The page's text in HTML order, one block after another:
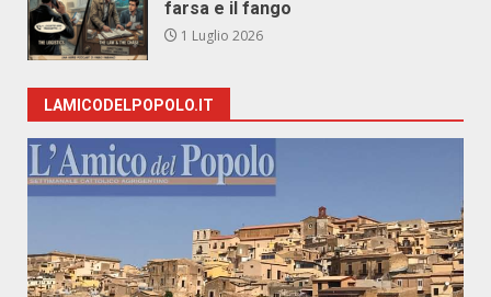
farsa e il fango
1 Luglio 2026
LAMICODELPOPOLO.IT